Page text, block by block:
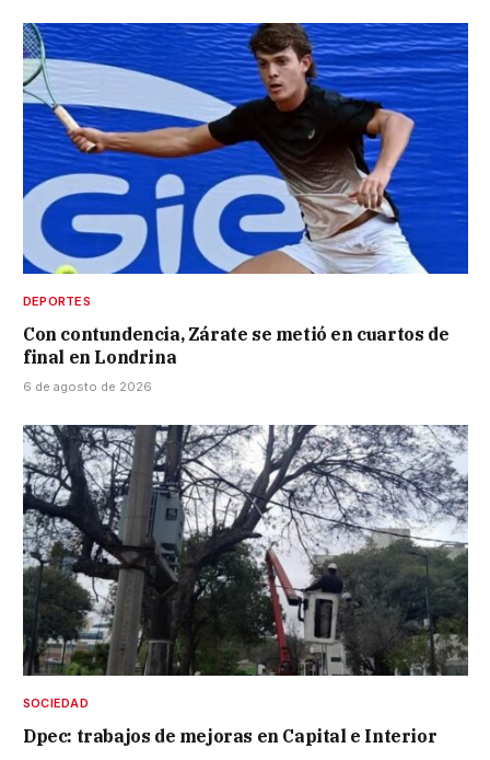
DEPORTES
Con contundencia, Zárate se metió en cuartos de
final en Londrina
6 de agosto de 2026
SOCIEDAD
Dpec: trabajos de mejoras en Capital e Interior